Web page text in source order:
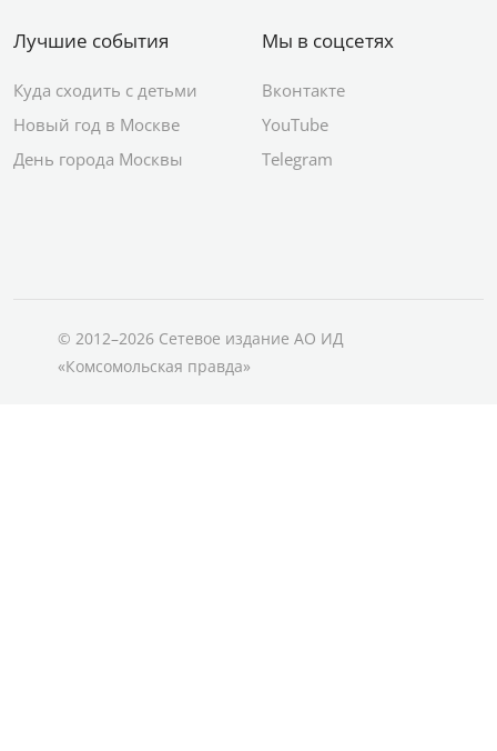
Лучшие события
Куда сходить с детьми
Новый год в Москве
День города Москвы
Мы в соцсетях
Вконтакте
YouTube
Telegram
© 2012–2026 Сетевое издание АО ИД
«Комсомольская правда»